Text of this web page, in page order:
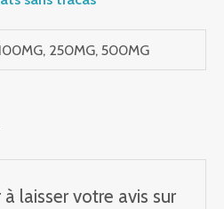
250MG, 500MG
laisser votre avis sur